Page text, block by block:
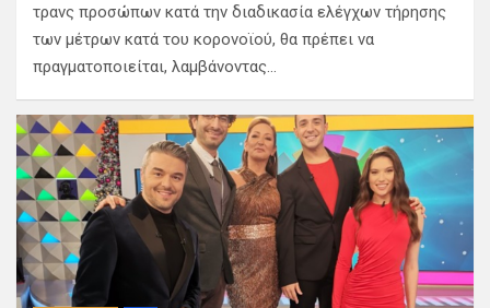
τρανς προσώπων κατά την διαδικασία ελέγχων τήρησης
των μέτρων κατά του κορονοϊού, θα πρέπει να
πραγματοποιείται, λαμβάνοντας…